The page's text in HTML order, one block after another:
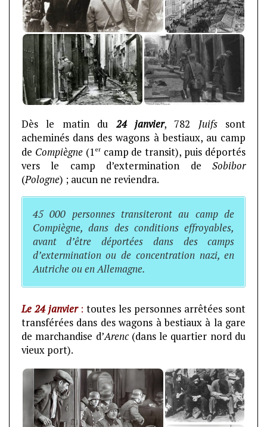
Dès le matin du 24 janvier, 782 Juifssont
acheminés dans des wagons à bestiaux, au camp
de Compiègne(1ercamp de transit), puis déportés
vers le camp d’extermination de Sobibor
(Pologne) ; aucun ne reviendra.
45 000 personnes transiteront au camp de
Compiègne, dans des conditions effroyables,
avant d’être déportées dans des camps
d’extermination ou de concentration nazi, en
Autriche ou en Allemagne.
Le 24 janvier: toutes les personnes arrêtées sont
transférées dans des wagons à bestiaux à la gare
de marchandise d’Arenc(dans le quartier nord du
vieux port).